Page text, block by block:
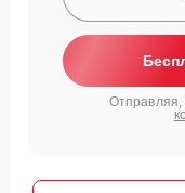
Отправляя,